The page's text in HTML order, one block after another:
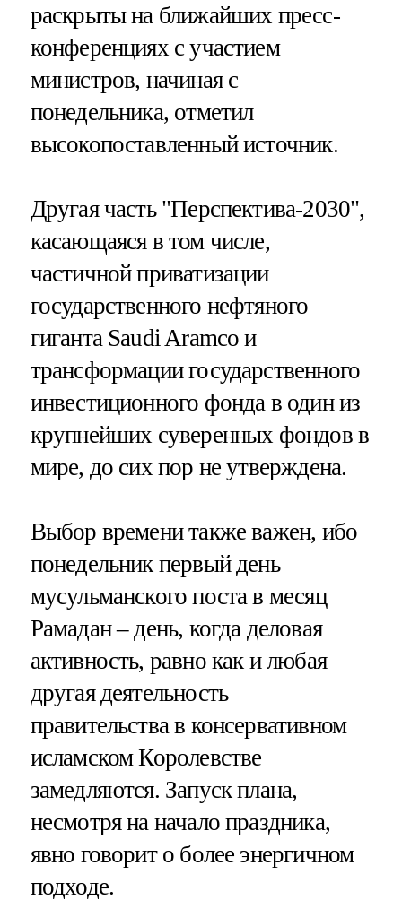
раскрыты на ближайших пресс-
конференциях с участием
министров, начиная с
понедельника, отметил
высокопоставленный источник.
Другая часть "Перспектива-2030",
касающаяся в том числе,
частичной приватизации
государственного нефтяного
гиганта Saudi Aramco и
трансформации государственного
инвестиционного фонда в один из
крупнейших суверенных фондов в
мире, до сих пор не утверждена.
Выбор времени также важен, ибо
понедельник первый день
мусульманского поста в месяц
Рамадан – день, когда деловая
активность, равно как и любая
другая деятельность
правительства в консервативном
исламском Королевстве
замедляются. Запуск плана,
несмотря на начало праздника,
явно говорит о более энергичном
подходе.